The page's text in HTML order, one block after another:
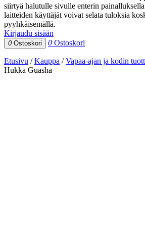
siirtyä halutulle sivulle enterin
laitteiden käyttäjät voivat selata tuloksia
pyyhkäisemällä.
Kirjaudu sisään
0 Ostoskori 0 Ostoskori
Etusivu /Kauppa /Vapaa-ajan ja kodin
Hukka Guasha